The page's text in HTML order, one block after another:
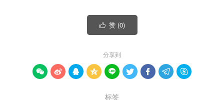
 赞 (0)
分享到
        
标签